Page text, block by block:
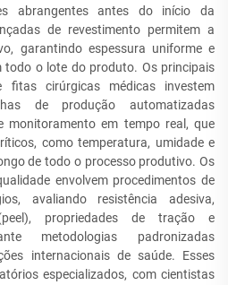
abrangentes antes do início da
de revestimento permitem a
garantindo espessura uniforme e
todo o lote do produto. Os principais
fitas cirúrgicas médicas investem
de produção automatizadas
monitoramento em tempo real, que
como temperatura, umidade e
de todo o processo produtivo. Os
envolvem procedimentos de
avaliando resistência adesiva,
propriedades de tração e
metodologias padronizadas
internacionais de saúde. Esses
especializados, com cientistas